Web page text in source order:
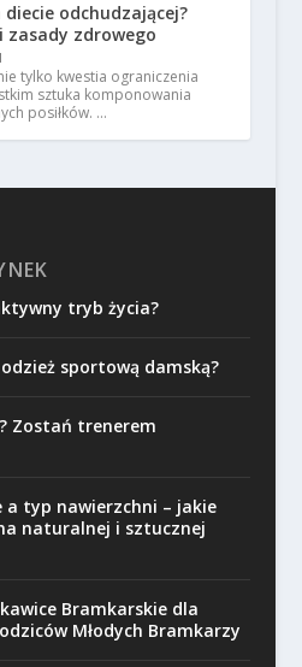
diecie odchudzającej?
zasady zdrowego
tylko kwestia ograniczenia
sztuka komponowania
posiłków. …
tryb życia?
sportową damską?
Zostań trenerem
a typ nawierzchni – jakie
naturalnej i sztucznej
Bramkarskie dla
Młodych Bramkarzy